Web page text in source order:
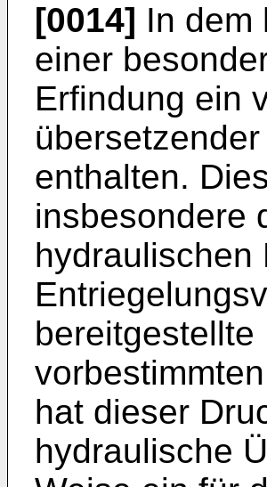
[0014] In dem
einer
Erfindung ein
enthalten.
insbesondere
hydraulischen
hat dieser
hydraulische